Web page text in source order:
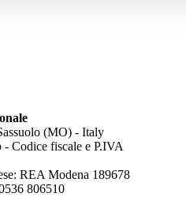
(MO) - Italy
Codice fiscale e P.IVA
REA Modena 189678
806510